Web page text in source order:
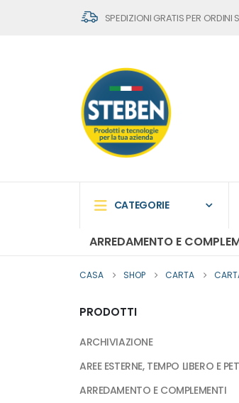
SPEDIZIONI GRATIS PER
CATEGORIE
ARREDAMENTO E
CASA SHOP CARTA
PRODOTTI
ARCHIVIAZIONE
AREE ESTERNE, TEMPO LIBERO E PET
ARREDAMENTO E COMPLEMENTI